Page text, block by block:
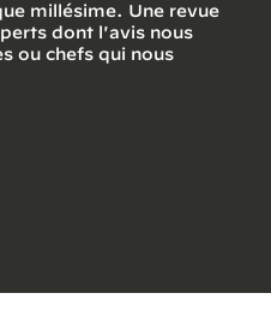
millésime. Une revue
dont l'avis nous
ou chefs qui nous